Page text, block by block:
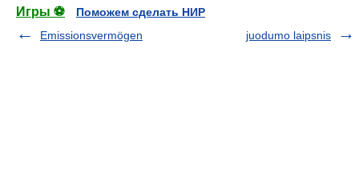
Игры ⚽
Поможем сделать НИР
Emissionsvermögen
juodumo laipsnis